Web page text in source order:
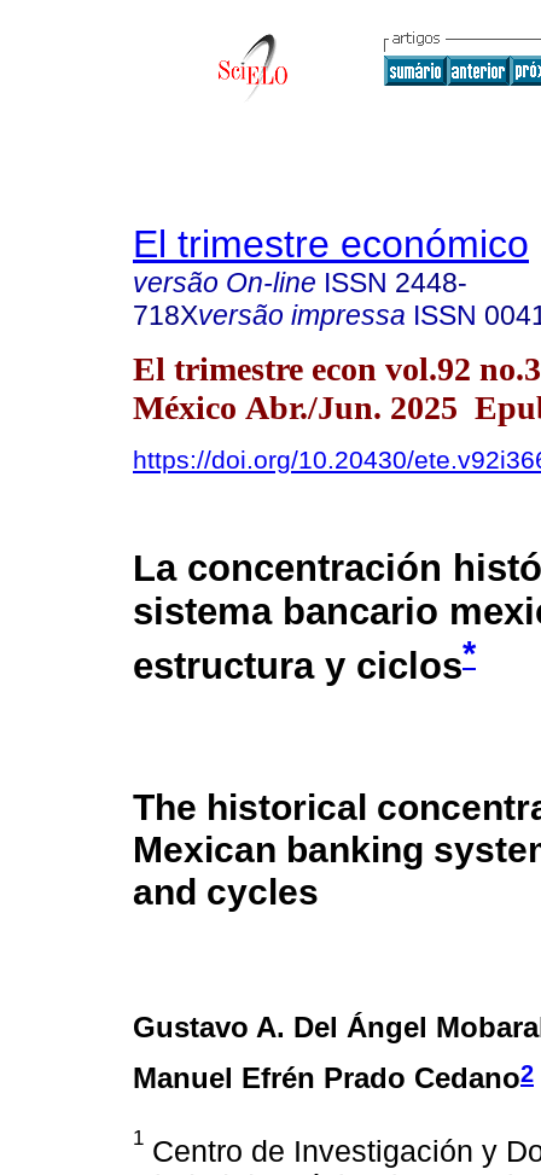
El trimestre económico
versão On-line ISSN 2448-
718Xversão impressa ISSN
El trimestre econ vol.92
México Abr./Jun. 2025
https://doi.org/10.20430/
La concentración
sistema bancario
estructura y ciclos*
The historical
Mexican banking
and cycles
Gustavo A. Del Ángel
Manuel Efrén Prado Cedano2
1 Centro de Investigación y